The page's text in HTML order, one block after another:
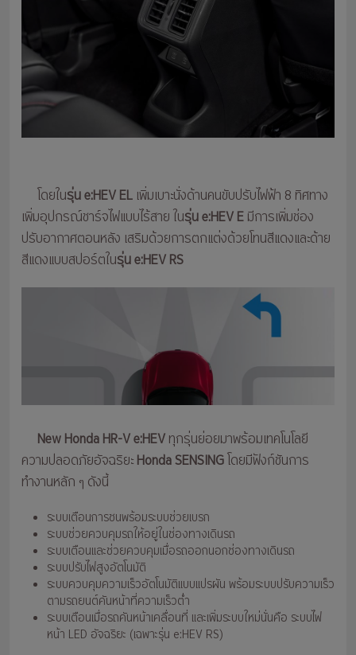
โดยในรุ่น e:HEV EL เพิ่มเบาะนั่งด้านคนขับปรับไฟฟ้า 8 ทิศทาง
เพิ่มอุปกรณ์ชาร์จไฟแบบไร้สาย ในรุ่น e:HEV Eมีการเพิ่มช่อง
ปรับอากาศตอนหลัง เสริมด้วยการตกแต่งด้วยโทนสีแดงและด้าย
สีแดงแบบสปอร์ตในรุ่น e:HEV RS
New Honda HR-V e:HEVทุกรุ่นย่อยมาพร้อมเทคโนโลยี
ความปลอดภัยอัจฉริยะHonda SENSINGโดยมีฟังก์ชันการ
ทำงานหลัก ๆ ดังนี้
ระบบเตือนการชนพร้อมระบบช่วยเบรก
ระบบช่วยควบคุมรถให้อยู่ในช่องทางเดินรถ
ระบบเตือนและช่วยควบคุมเมื่อรถออกนอกช่องทางเดินรถ
ระบบปรับไฟสูงอัตโนมัติ
ระบบควบคุมความเร็วอัตโนมัติแบบแปรผัน พร้อมระบบปรับความเร็ว
ตามรถยนต์คันหน้าที่ความเร็วต่ำ
ระบบเตือนเมื่อรถคันหน้าเคลื่อนที่ และเพิ่มระบบใหม่นั่นคือ ระบบไฟ
หน้า LED อัจฉริยะ (เฉพาะรุ่น e:HEV RS)